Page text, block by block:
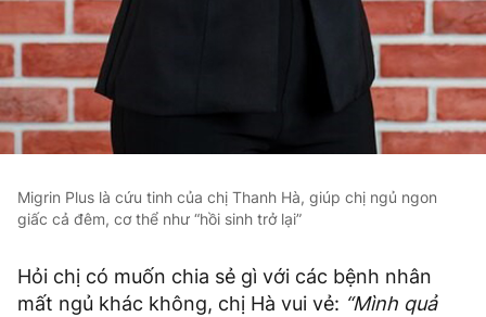
Migrin Plus là cứu tinh của chị Thanh Hà, giúp chị ngủ ngon
giấc cả đêm, cơ thể như “hồi sinh trở lại”
Hỏi chị có muốn chia sẻ gì với các bệnh nhân
mất ngủ khác không, chị Hà vui vẻ: “Mình quả